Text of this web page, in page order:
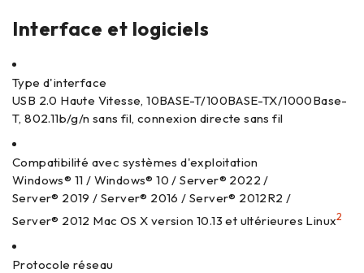
Interface et logiciels
Type d'interface
USB 2.0 Haute Vitesse, 10BASE-T/100BASE-TX/1000Base-
T, 802.11b/g/n sans fil, connexion directe sans fil
Compatibilité avec systèmes d'exploitation
Windows® 11 / Windows® 10 / Server® 2022 /
Server® 2019 / Server® 2016 / Server® 2012R2 /
Server® 2012 Mac OS X version 10.13 et ultérieures Linux2
Protocole réseau